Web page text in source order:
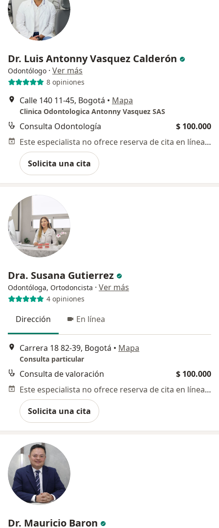
Dr. Luis Antonny Vasquez Calderón
Odontólogo · Ver más
8 opiniones
Calle 140 11-45, Bogotá • Mapa
Clinica Odontologica Antonny Vasquez SAS
Consulta Odontología
$ 100.000
Este especialista no ofrece reserva de cita en línea en esta dirección.
Solicita una cita
Dra. Susana Gutierrez
Odontóloga, Ortodoncista · Ver más
4 opiniones
Dirección En línea
Carrera 18 82-39, Bogotá • Mapa
Consulta particular
Consulta de valoración
$ 100.000
Este especialista no ofrece reserva de cita en línea en esta dirección.
Solicita una cita
Dr. Mauricio Baron